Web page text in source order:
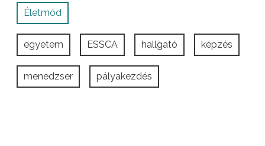
Életmód
egyetem ESSCA hallgató képzés
menedzser pályakezdés